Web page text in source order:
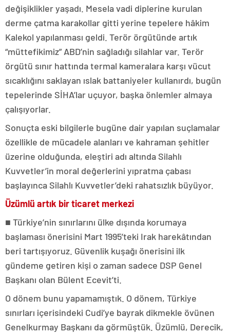
değişiklikler yaşadı. Mesela vadi diplerine kurulan
derme çatma karakollar gitti yerine tepelere hâkim
Kalekol yapılanması geldi. Terör örgütünde artık
“müttefikimiz” ABD’nin sağladığı silahlar var. Terör
örgütü sınır hattında termal kameralara karşı vücut
sıcaklığını saklayan ıslak battaniyeler kullanırdı, bugün
tepelerinde SİHA’lar uçuyor, başka önlemler almaya
çalışıyorlar.
Sonuçta eski bilgilerle bugüne dair yapılan suçlamalar
özellikle de mücadele alanları ve kahraman şehitler
üzerine olduğunda, eleştiri adı altında Silahlı
Kuvvetler’in moral değerlerini yıpratma çabası
başlayınca Silahlı Kuvvetler’deki rahatsızlık büyüyor.
Üzümlü artık bir ticaret merkezi
■ Türkiye’nin sınırlarını ülke dışında korumaya
başlaması önerisini Mart 1995’teki Irak harekâtından
beri tartışıyoruz. Güvenlik kuşağı önerisini ilk
gündeme getiren kişi o zaman sadece DSP Genel
Başkanı olan Bülent Ecevit’ti.
O dönem bunu yapamamıştık. O dönem, Türkiye
sınırları içerisindeki Cudi’ye bayrak dikmekle övünen
Genelkurmay Başkanı da görmüştük. Üzümlü, Derecik,